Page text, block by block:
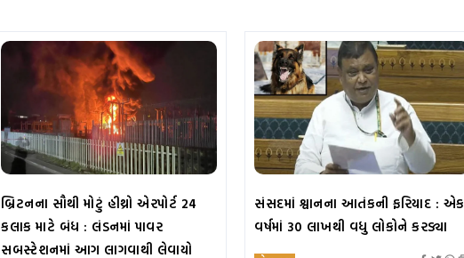
બ્રિટનના સૌથી મોટું હીથ્રો એરપોર્ટ 24
કલાક માટે બંધ : લંડનમાં પાવર
સબસ્ટેશનમાં આગ લાગવાથી લેવાયો
સંસદમાં શ્વાનના આતંકની ફરિયાદ : એક
વર્ષમાં 30 લાખથી વધુ લોકોને કરડ્યા